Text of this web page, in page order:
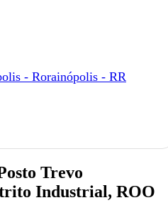
- Rorainópolis - RR
Trevo
Industrial, ROO